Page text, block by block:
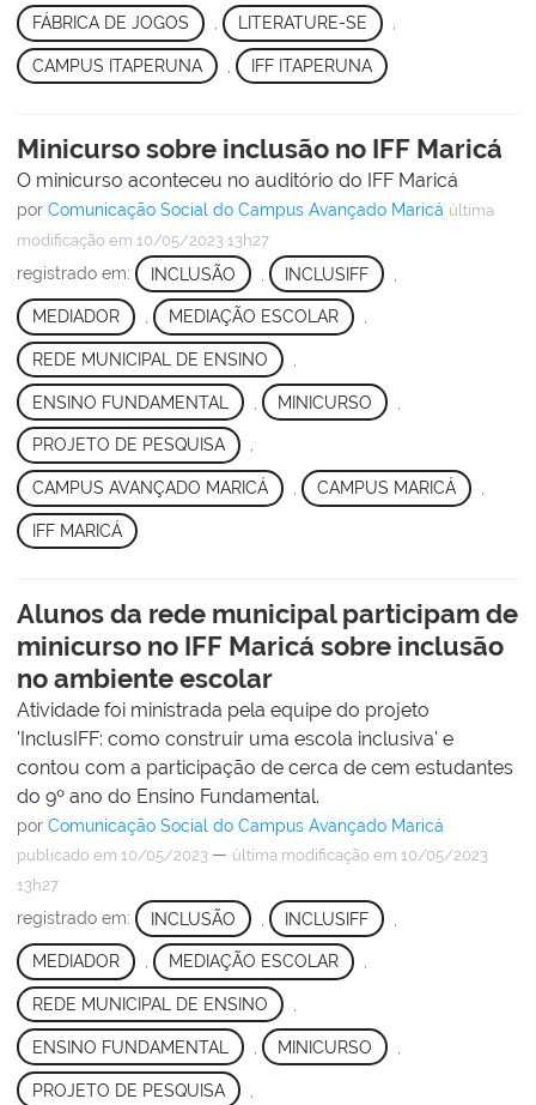
FÁBRICA DE JOGOS LITERATURE-SE
CAMPUS ITAPERUNA IFF ITAPERUNA
Minicurso sobre inclusão no IFF Maricá
O minicurso aconteceu no auditório do IFF Maricá
por Comunicação Social do Campus Avançado Maricá última
modificação em 10/05/2023 13h27
registrado em: INCLUSÃO INCLUSIFF
MEDIADOR , MEDIAÇÃO ESCOLAR ,
REDE MUNICIPAL DE ENSINO
ENSINO FUNDAMENTAL MINICURSO
PROJETO DE PESQUISA ,
CAMPUS AVANÇADO MARICÁ CAMPUS MARICÁ
IFF MARICÁ
Alunos da rede municipal participam de
minicurso no IFF Maricá sobre inclusão
no ambiente escolar
Atividade foi ministrada pela equipe do projeto
'InclusIFF: como construir uma escola inclusiva' e
contou com a participação de cerca de cem estudantes
do 9º ano do Ensino Fundamental.
por Comunicação Social do Campus Avançado Maricá
publicado em 10/05/2023 — última modificação em 10/05/2023
13h27
registrado em: INCLUSÃO INCLUSIFF
MEDIADOR , MEDIAÇÃO ESCOLAR ,
REDE MUNICIPAL DE ENSINO
ENSINO FUNDAMENTAL MINICURSO
PROJETO DE PESQUISA